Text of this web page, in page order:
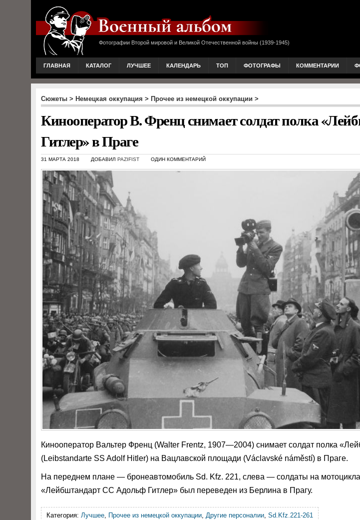
Фотографии Второй мировой и Великой Отечественной войны (1939-1945)
ГЛАВНАЯ КАТАЛОГ ЛУЧШЕЕ КАЛЕНДАРЬ ТОП ФОТОГРАФЫ КОММЕНТАРИИ
Сюжеты > Немецкая оккупация > Прочее из немецкой оккупации >
Кинооператор В. Френц снимает солдат полка
Гитлер» в Праге
31 МАРТА 2018 ДОБАВИЛ PAZIFIST ОДИН КОММЕНТАРИЙ
Кинооператор Вальтер Френц (Walter Frentz, 1907—2004) снимает солдат полка
(Leibstandarte SS Adolf Hitler) на Вацлавской площади (Václavské náměstí) в Праге.
На переднем плане — бронеавтомобиль Sd. Kfz. 221, слева — солдаты на
«Лейбштандарт СС Адольф Гитлер» был переведен из Берлина в Прагу.
Категория: Лучшее, Прочее из немецкой оккупации, Другие персоналии, Sd.Kfz.221-261